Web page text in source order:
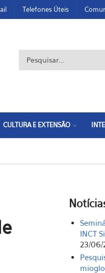
Telefones Úteis
Formulário
CULTURA E EXTENSÃO
INCT
23/06/